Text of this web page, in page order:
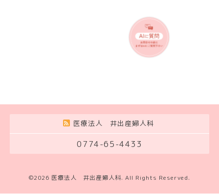
医療法人 井出産婦人科
0774-65-4433
©2026 医療法人 井出産婦人科. All Rights Reserved.